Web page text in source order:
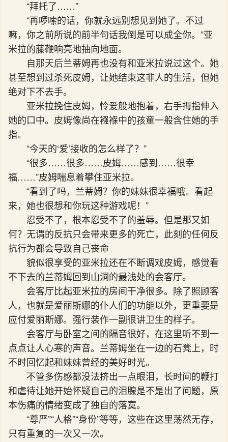
“拜托了……”
“再啰嗦的话，你就永远别想见到她了。不过
嘛，你之前所说的前半句话我倒是可以成全你。”亚
米拉的藤鞭响亮地抽向地面。
自那天后兰蒂姆再也没有和亚米拉说过这个。她
甚至想到过杀死皮姆，让她结束这非人的生活，但她
绝对下不去手。
亚米拉挽住皮姆，怜爱般地抱着，右手拇指伸入
她的口中。皮姆像尚在襁褓中的孩童一般含住她的手
指。
“今天的‘爱’接收的怎么样了？”
“很多……很多……皮姆……感到……很幸
福……”皮姆喘息着攀住亚米拉。
“看到了吗，兰蒂姆？你的妹妹很幸福哦。看起
来，她也很想和你玩这种游戏呢！”
忍受不了，根本忍受不了的羞辱。但是那又如
何？无谓的反抗只会带来更多的死亡，此刻的任何反
抗行为都会导致自己丧命
貌似很享受的亚米拉还在不断调戏皮姆，感觉看
不下去的兰蒂姆回到山洞的最浅处的会客厅。
会客厅比起亚米拉的房间干净很多。除了照顾客
人，也就是爱丽斯娜的仆人们的功能以外，更重要是
应付爱丽斯娜。强行装作一副很讲卫生的样子。
会客厅与卧室之间的隔音很好，在这里听不到一
点点让人心寒的声音。兰蒂姆坐在一边的石凳上，时
不时回忆起和妹妹曾经的美好时光。
不管多伤感都没法挤出一点眼泪，长时间的鞭打
和虐待让她开始怀疑自己的泪腺是不是出了问题，原
本伤痛的情绪变成了独自的落寞。
“尊严”“人格”“身份”等等，这些在这里荡然无存，
只有重复的一次又一次。